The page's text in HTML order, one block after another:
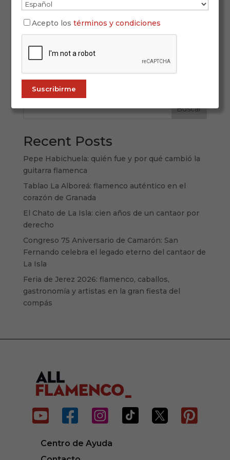
Ferias de Andalucía 2026: cuando la fiesta
también cuenta la identidad de una tierra Hablar
de Andalucía es hablar de una forma de vivir la
calle, de entender la música como encuentro y
de convertir el calendario en una sucesión de
Buscar
Recent Posts
Pepe Habichuela: quién fue y por qué cambió la
guitarra flamenca
Tablao La Alboreá: flamenco auténtico en el
corazón de Granada
El Chato de La Isla: cien años de un cantaor por
derecho
Congreso 75 Aniversario de Camarón: San
Fernando celebra el legado eterno del cantaor de
La Isla
Feria de Jerez 2026: flamenco, caballos,
gastronomía y artistas en la gran fiesta del
compás
     
Centro de Ayuda
Acepto lostérminos y condiciones